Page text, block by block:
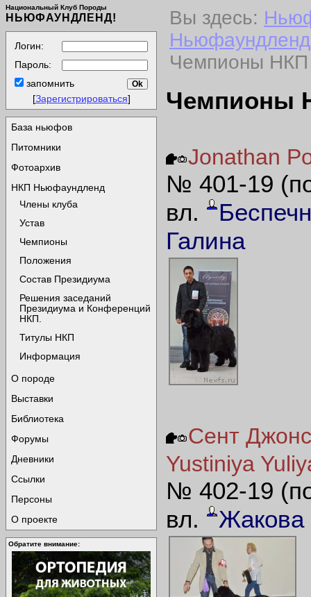
Национальный Клуб Породы
НЬЮФАУНДЛЕНД!
Логин:
Пароль:
запомнить
[Зарегистрироваться]
База ньюфов
Питомники
Фотоархив
НКП Ньюфаундленд
Члены клуба
Устав
Чемпионы
Положения
Состав Президиума
Решения заседаний
Президиума и Конференций
НКП.
Титулы НКП
Информация
О породе
Выставки
Библиотека
Форумы
Дневники
Ссылки
Персоны
О проекте
Обратите внимание:
Вы здесь:
Ньюфаундленд
Чемпионы НКП
Чемпионы
Jonathan
№ 401-19
вл.
Галина
Сент
Yustiniya
№ 402-19
вл.